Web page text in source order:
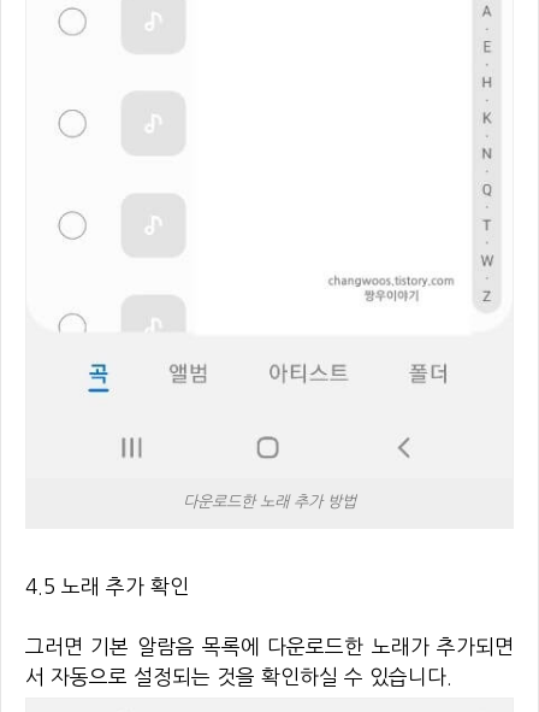
다운로드한 노래 추가 방법
4.5 노래 추가 확인
그러면 기본 알람음 목록에 다운로드한 노래가 추가되면
서 자동으로 설정되는 것을 확인하실 수 있습니다.